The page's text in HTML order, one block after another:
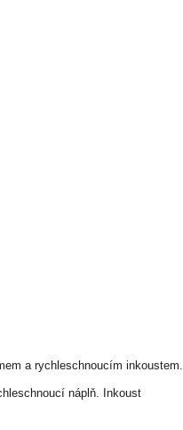
a rychleschnoucím inkoustem.
náplň. Inkoust